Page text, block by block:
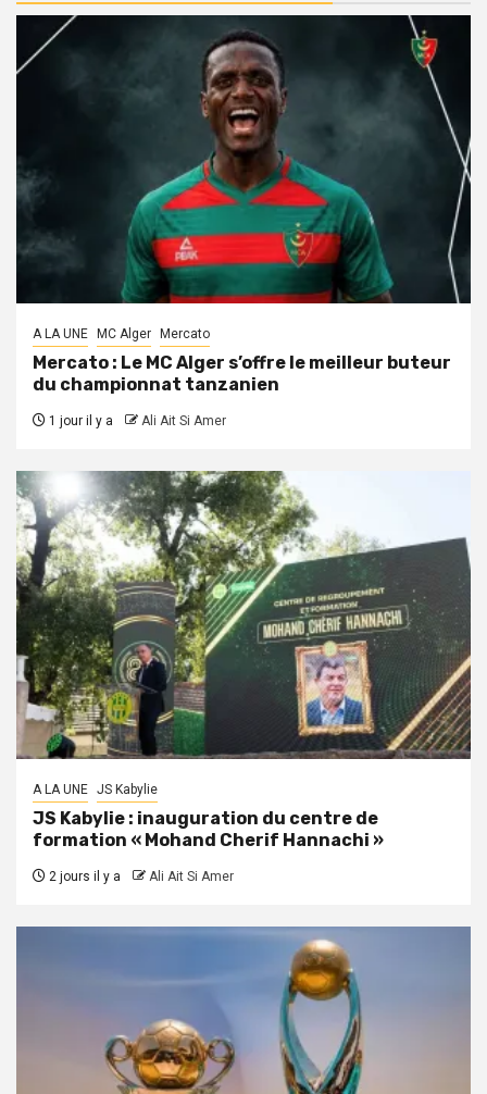
A LA UNE MC Alger Mercato
Mercato : Le MC Alger s’offre le meilleur buteur
du championnat tanzanien
1 jour il y a Ali Ait Si Amer
A LA UNE JS Kabylie
JS Kabylie : inauguration du centre de
formation « Mohand Cherif Hannachi »
2 jours il y a Ali Ait Si Amer